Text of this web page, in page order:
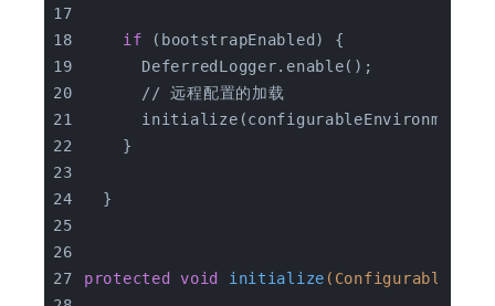
if (bootstrapEnabled) {
      DeferredLogger.enable();
      // 远程配置的加载
      initialize(configurableEnvironment);
    }
  }
protected void initialize